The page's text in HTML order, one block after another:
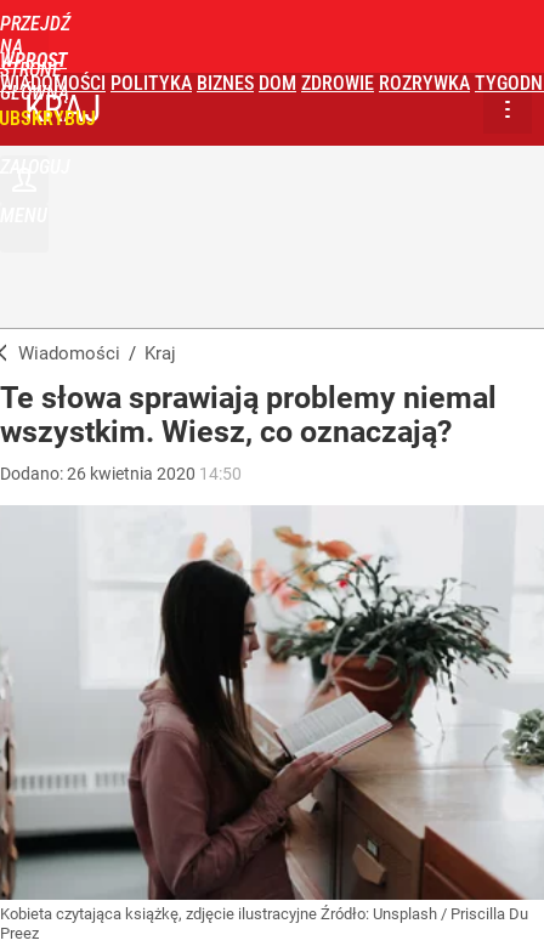
PRZEJDŹ
NA
STRONĘ
GŁÓWNĄ
WPROST
WIADOMOŚCI POLITYKA BIZNES DOM ZDROWIE ROZRYWKA
KRAJ
Wiadomości / Kraj
Te słowa sprawiają problemy niemal
wszystkim. Wiesz, co oznaczają?
Dodano:26 kwietnia 2020 14:50
Kobieta czytająca książkę, zdjęcie ilustracyjne Źródło: Unsplash / Priscilla Du
Preez